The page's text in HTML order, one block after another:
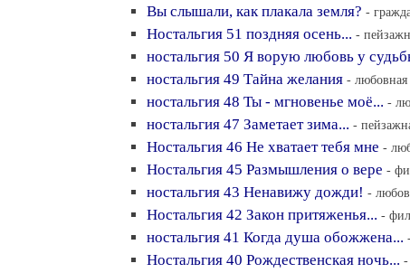
Вы слышали, как плакала земля? -
Ностальгия 51 поздняя осень... -
ностальгия 50 Я ворую любовь у
ностальгия 49 Тайна желания - любовная
ностальгия 48 Ты - мгновенье моё... -
ностальгия 47 Заметает зима... -
Ностальгия 46 Не хватает тебя мне -
Ностальгия 45 Размышления о вере -
ностальгия 43 Ненавижу дожди! -
Ностальгия 42 Закон притяженья... -
ностальгия 41 Когда душа обожжена...
Ностальгия 40 Рождественская ночь... -